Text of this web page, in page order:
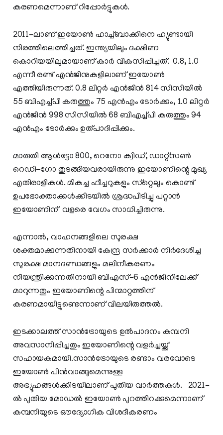
കരണമെന്നാണ് റിപ്പോര്‍ട്ടുകള്‍.
2011-ലാണ് ഇയോണ്‍ ഹാച്ച്ബാക്കിനെ ഹ്യുണ്ടായി
നിരത്തിലെത്തിച്ചത്. ഇന്ത്യയിലും ദക്ഷിണ
കൊറിയയിലുമായാണ് കാര്‍ വികസിപ്പിച്ചത്. 0.8, 1.0
എന്നീ രണ്ട് എന്‍ജിനുകളിലാണ് ഇയോണ്‍
എത്തിയിരുന്നത്. 0.8 ലിറ്റര്‍ എന്‍ജിന്‍ 814 സിസിയില്‍
55 ബിഎച്ച്പി കരുത്തും 75 എന്‍എം ടോര്‍ക്കും, 1.0 ലിറ്റര്‍
എന്‍ജിന്‍ 998 സിസിയില്‍ 68 ബിഎച്ച്പി കരുത്തും 94
എന്‍എം ടോര്‍ക്കും ഉത്പാദിപ്പിക്കും.
മാരുതി ആള്‍ട്ടോ 800, റെനോ ക്വിഡ്, ഡാറ്റ്‌സണ്‍
റെഡി-ഗോ തുടങ്ങിയവരായിരുന്നു ഇയോണിന്റെ മുഖ്യ
എതിരാളികള്‍. മികച്ച ഫീച്ചറുകളും സ്‌റ്റെലും കൊണ്ട്
ഉപഭോക്താക്കള്‍ക്കിടയില്‍ ശ്രദ്ധപിടിച്ചു പറ്റാൻ
ഇയോണിന് വളരെ വേഗം സാധിച്ചിരുന്നു.
എന്നാല്‍, വാഹനങ്ങളിലെ സുരക്ഷ
ശക്തമാക്കുന്നതിനായി കേന്ദ്ര സര്‍ക്കാര്‍ നിര്‍ദേശിച്ച
സുരക്ഷ മാനദണ്ഡങ്ങളും മലിനീകരണം
നീയന്ത്രിക്കുന്നതിനായി ബിഎസ്-6 എന്‍ജിനിലേക്ക്
മാറുന്നതും ഇയോണിന്റെ പിന്മാറ്റത്തിന്
കരണമായിട്ടുണ്ടെന്നാണ് വിലയിരുത്തല്‍.
ഇടക്കാലത്ത് സാന്‍ട്രോയുടെ ഉല്‍പാദനം കമ്പനി
അവസാനിപ്പിച്ചതും ഇയോണിന്റെ വളര്‍ച്ചയ്ക്ക്
സഹായകമായി.സാന്‍ട്രോയുടെ രണ്ടാം വരവോടെ
ഇയോണ്‍ പിന്‍വാങ്ങുമെന്നുള്ള
അഭ്യൂഹങ്ങള്‍ക്കിടയിലാണ് പുതിയ വാര്‍ത്തകള്‍. 2021-
ല്‍ പുതിയ മോഡല്‍ ഇയോണ്‍ പുറത്തിറക്കുമെന്നാണ്
കമ്പനിയുടെ ഔദ്യോഗിക വിശദീകരണം